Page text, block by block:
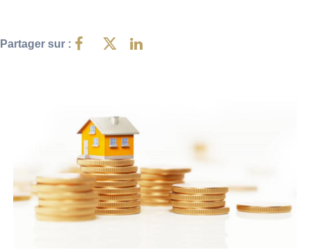
Actualités
ALERTE IMMO
Partager sur :